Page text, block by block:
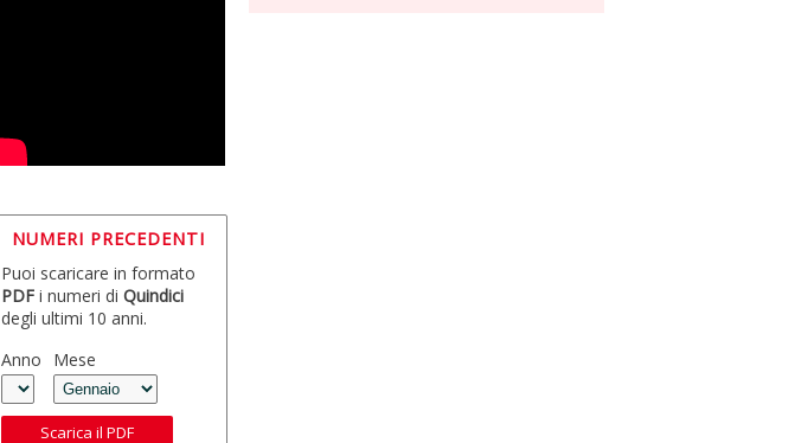
NUMERI PRECEDENTI
Puoi scaricare in formato
PDF i numeri di Quindici
degli ultimi 10 anni.
Anno
Mese
Scarica il PDF